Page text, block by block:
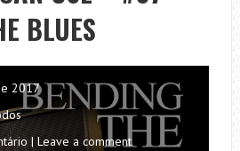
BLUES
2017
| Leave a comment